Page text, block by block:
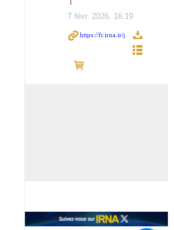
7 févr. 2026, 16:19